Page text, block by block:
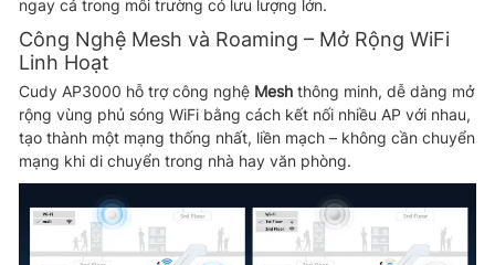
ngay cả trong môi trường có lưu lượng lớn.
Công Nghệ Mesh và Roaming – Mở Rộng WiFi
Linh Hoạt
Cudy AP3000 hỗ trợ công nghệ Mesh thông minh, dễ dàng mở
rộng vùng phủ sóng WiFi bằng cách kết nối nhiều AP với nhau,
tạo thành một mạng thống nhất, liền mạch – không cần chuyển
mạng khi di chuyển trong nhà hay văn phòng.